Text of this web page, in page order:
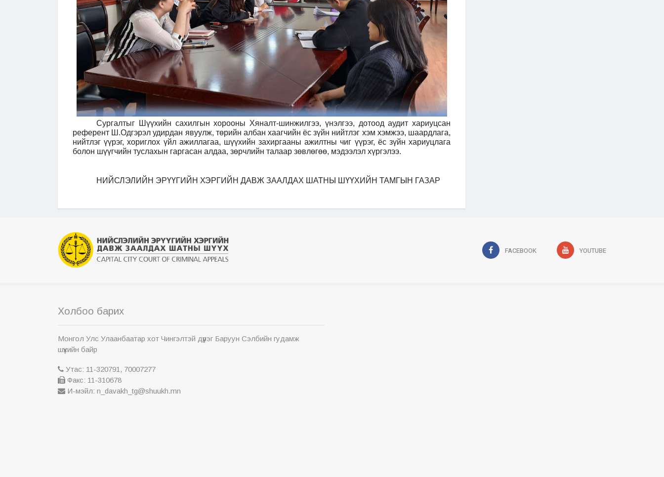
Сургалтыг Шүүхийн сахилгын хорооны Хяналт-шинжилгээ, үнэлгээ, дотоод аудит хариуцсан
референт Ш.Одгэрэл удирдан явуулж, төрийн албан хаагчийн ёс зүйн нийтлэг хэм хэмжээ, шаардлага,
нийтлэг үүрэг, хориглох үйл ажиллагаа, шүүхийн захиргааны ажилтны чиг үүрэг, ёс зүйн хариуцлага
болон шүүгчийн туслахын гаргасан алдаа, зөрчлийн талаар зөвлөгөө, мэдээлэл хүргэлээ.
НИЙСЛЭЛИЙН ЭРҮҮГИЙН ХЭРГИЙН ДАВЖ ЗААЛДАХ ШАТНЫ ШҮҮХИЙН ТАМГЫН ГАЗАР
FACEBOOK YOUTUBE
Холбоо барих
Монгол Улс Улаанбаатар хот Чингэлтэй дүүрэг Баруун Сэлбийн гудамж
шүүхийн байр
Утас: 11-320791, 70007277
Факс: 11-310678
И-мэйл: n_davakh_tg@shuukh.mn